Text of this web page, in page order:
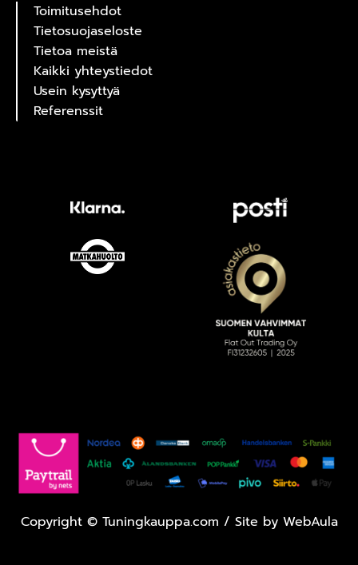
Toimitusehdot
Tietosuojaseloste
Tietoa meistä
Kaikki yhteystiedot
Usein kysyttyä
Referenssit
Copyright ©Tuningkauppa.com / Site by WebAula